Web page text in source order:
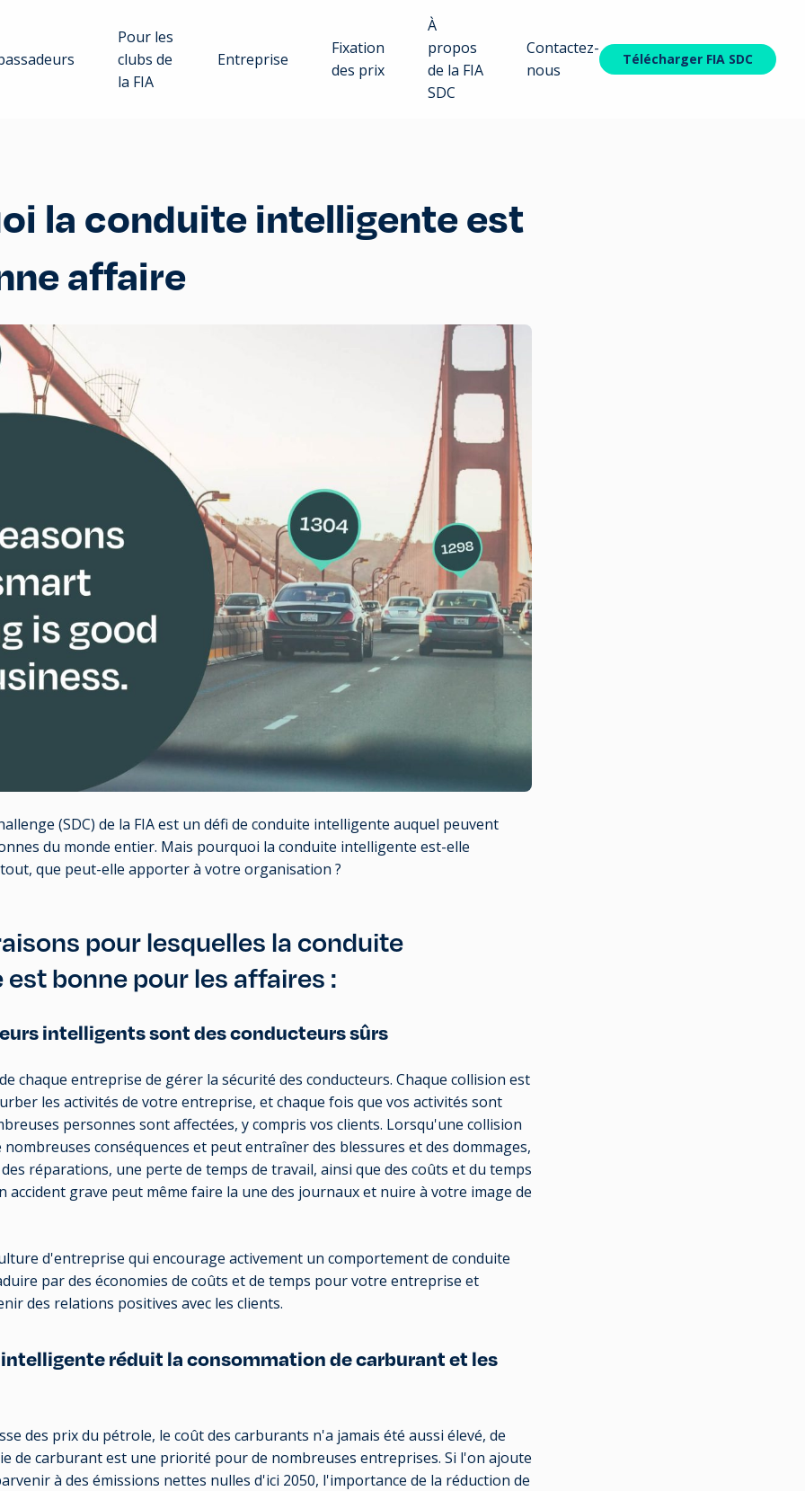
Pour les
clubs de
la FIA
Entreprise
Fixation
des prix
À
propos
de la FIA
SDC
Contactez-
nous
Télécharger FIA SDC
la conduite intelligente est
affaire
(SDC) de la FIA est un défi de conduite intelligente auquel peuvent
du monde entier. Mais pourquoi la conduite intelligente est-elle
que peut-elle apporter à votre organisation ?
pour lesquelles la conduite
bonne pour les affaires :
intelligents sont des conducteurs sûrs
chaque entreprise de gérer la sécurité des conducteurs. Chaque collision est
les activités de votre entreprise, et chaque fois que vos activités sont
personnes sont affectées, y compris vos clients. Lorsqu'une collision
conséquences et peut entraîner des blessures et des dommages,
réparations, une perte de temps de travail, ainsi que des coûts et du temps
accident grave peut même faire la une des journaux et nuire à votre image de
d'entreprise qui encourage activement un comportement de conduite
par des économies de coûts et de temps pour votre entreprise et
des relations positives avec les clients.
réduit la consommation de carburant et les
des prix du pétrole, le coût des carburants n'a jamais été aussi élevé, de
de carburant est une priorité pour de nombreuses entreprises. Si l'on ajoute
à des émissions nettes nulles d'ici 2050, l'importance de la réduction de